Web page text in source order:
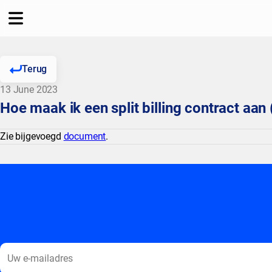
Terug
13 June 2023
Hoe maak ik een split billing contract aan
Zie bijgevoegd document.